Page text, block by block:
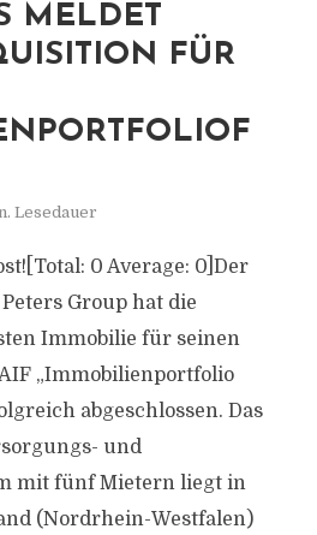
MELDET
FÜR
Lesedauer
0 Average: 0]Der
Group hat die
Immobilie für seinen
„Immobilienportfolio
abgeschlossen. Das
und
mit fünf Mietern liegt in
(Nordrhein-Westfalen)